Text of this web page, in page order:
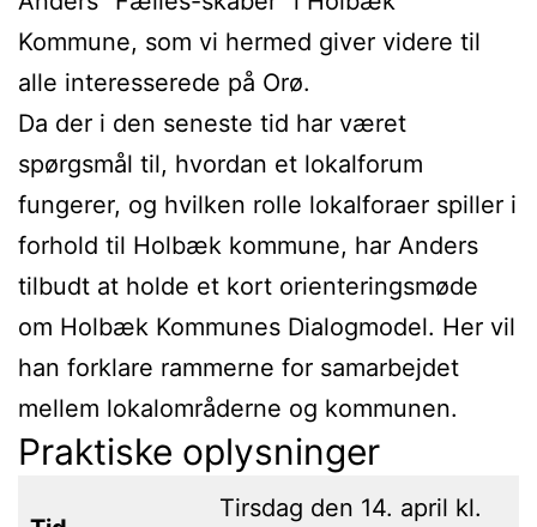
Kommune, som vi hermed giver videre til
alle interesserede på Orø.
Da der i den seneste tid har været
spørgsmål til, hvordan et lokalforum
fungerer, og hvilken rolle lokalforaer spiller i
forhold til Holbæk kommune, har Anders
tilbudt at holde et kort orienteringsmøde
om Holbæk Kommunes Dialogmodel. Her vil
han forklare rammerne for samarbejdet
mellem lokalområderne og kommunen.
Praktiske oplysninger
Tirsdag den 14. april kl.